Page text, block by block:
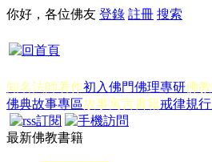
你好，各位佛友 登錄 註冊 搜索
知名法師著作初入佛門佛理專研佛
佛典故事專區故事寓言書籍戒律規行
最新佛教書籍